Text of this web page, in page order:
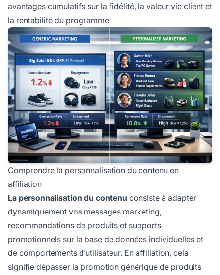
avantages cumulatifs sur la fidélité, la valeur vie client et
la rentabilité du programme.
Comprendre la personnalisation du contenu en
affiliation
La personnalisation du contenu consiste à adapter
dynamiquement vos messages marketing,
recommandations de produits et supports
promotionnels sur la base de données individuelles et
de comportements d’utilisateur. En affiliation, cela
signifie dépasser la promotion générique de produits